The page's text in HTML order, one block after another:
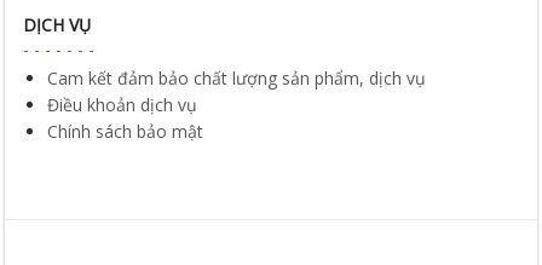
DỊCH VỤ
Cam kết đảm bảo chất lượng sản phẩm, dịch vụ
Điều khoản dịch vụ
Chính sách bảo mật